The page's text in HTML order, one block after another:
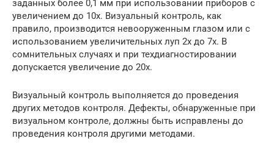
заданных более 0,1 мм при использовании приборов с
увеличением до 10х. Визуальный контроль, как
правило, производится невооруженным глазом или с
использованием увеличительных луп 2х до 7х. В
сомнительных случаях и при техдиагностировании
допускается увеличение до 20х.
Визуальный контроль выполняется до проведения
других методов контроля. Дефекты, обнаруженные при
визуальном контроле, должны быть исправлены до
проведения контроля другими методами.